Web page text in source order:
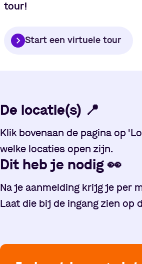
tour!
Start een virtuele tour
De locatie(s) 📍
Klik bovenaan de pagina op
welke locaties open zijn.
Dit heb je nodig 👀
Na je aanmelding krijg je per
Laat die bij de ingang zien op